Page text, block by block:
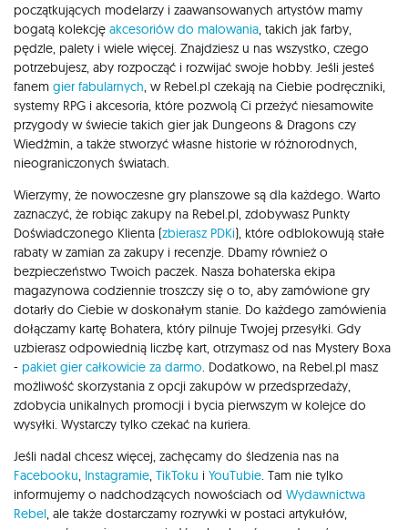
początkujących modelarzy i zaawansowanych artystów mamy
bogatą kolekcję akcesoriów do malowania , takich jak farby,
pędzle, palety i wiele więcej. Znajdziesz u nas wszystko, czego
potrzebujesz, aby rozpocząć i rozwijać swoje hobby. Jeśli jesteś
fanem gier fabularnych , w Rebel.pl czekają na Ciebie podręczniki,
systemy RPG i akcesoria, które pozwolą Ci przeżyć niesamowite
przygody w świecie takich gier jak Dungeons & Dragons czy
Wiedźmin, a także stworzyć własne historie w różnorodnych,
nieograniczonych światach.
Wierzymy, że nowoczesne gry planszowe są dla każdego. Warto
zaznaczyć, że robiąc zakupy na Rebel.pl, zdobywasz Punkty
Doświadczonego Klienta (zbierasz PDKi), które odblokowują stałe
rabaty w zamian za zakupy i recenzje. Dbamy również o
bezpieczeństwo Twoich paczek. Nasza bohaterska ekipa
magazynowa codziennie troszczy się o to, aby zamówione gry
dotarły do Ciebie w doskonałym stanie. Do każdego zamówienia
dołączamy kartę Bohatera, który pilnuje Twojej przesyłki. Gdy
uzbierasz odpowiednią liczbę kart, otrzymasz od nas Mystery Boxa
- pakiet gier całkowicie za darmo . Dodatkowo, na Rebel.pl masz
możliwość skorzystania z opcji zakupów w przedsprzedaży,
zdobycia unikalnych promocji i bycia pierwszym w kolejce do
wysyłki. Wystarczy tylko czekać na kuriera.
Jeśli nadal chcesz więcej, zachęcamy do śledzenia nas na
Facebooku Instagramie TikToku i YouTubie . Tam nie tylko
informujemy o nadchodzących nowościach od Wydawnictwa
Rebel , ale także dostarczamy rozrywki w postaci artykułów,